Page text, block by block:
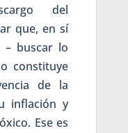
del
que, en sí
– buscar lo
constituye
de la
inflación y
Ese es